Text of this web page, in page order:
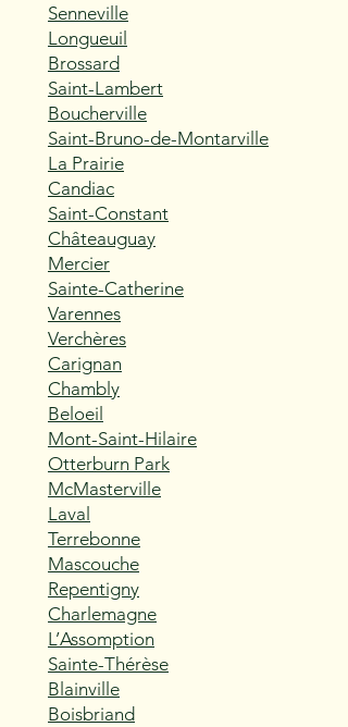
Senneville
Longueuil
Brossard
Saint-Lambert
Boucherville
Saint-Bruno-de-Montarville
La Prairie
Candiac
Saint-Constant
Châteauguay
Mercier
Sainte-Catherine
Varennes
Verchères
Carignan
Chambly
Beloeil
Mont-Saint-Hilaire
Otterburn Park
McMasterville
Laval
Terrebonne
Mascouche
Repentigny
Charlemagne
L’Assomption
Sainte-Thérèse
Blainville
Boisbriand